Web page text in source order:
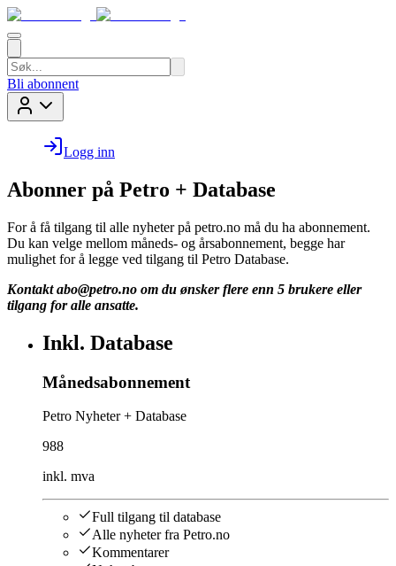
Bli abonnent
Logg inn
Abonner på Petro + Database
For å få tilgang til alle nyheter på petro.no må du ha abonnement.
Du kan velge mellom måneds- og årsabonnement, begge har
mulighet for å legge ved tilgang til Petro Database.
Kontakt abo@petro.no om du ønsker flere enn 5 brukere eller
tilgang for alle ansatte.
Inkl. Database
Månedsabonnement
Petro Nyheter + Database
988
inkl. mva
Full tilgang til database
Alle nyheter fra Petro.no
Kommentarer